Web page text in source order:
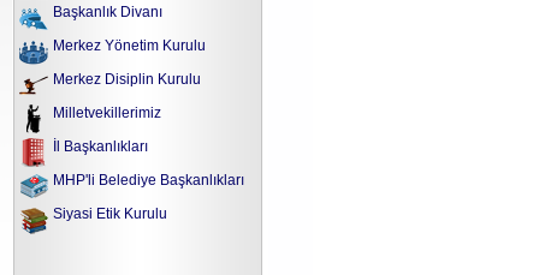
Başkanlık Divanı
Merkez Yönetim Kurulu
Merkez Disiplin Kurulu
Milletvekillerimiz
İl Başkanlıkları
MHP'li Belediye Başkanlıkları
Siyasi Etik Kurulu